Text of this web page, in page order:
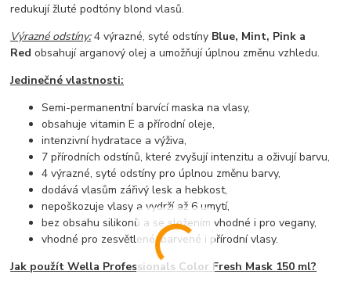
redukují žluté podtóny blond vlasů.
Výrazné odstíny:4 výrazné, syté odstíny Blue, Mint, Pink a
Red obsahují arganový olej a umožňují úplnou změnu vzhledu.
Jedinečné vlastnosti:
Semi-permanentní barvící maska na vlasy,
obsahuje vitamin E a přírodní oleje,
intenzivní hydratace a výživa,
7 přírodních odstínů, které zvyšují intenzitu a oživují barvu,
4 výrazné, syté odstíny pro úplnou změnu barvy,
dodává vlasům zářivý lesk a hebkost,
nepoškozuje vlasy a vydrží až 6 umytí,
bez obsahu silikonů a se složením vhodné i pro vegany,
vhodné pro zesvětlené, barvené i přírodní vlasy.
Jak použít Wella Professionals Color Fresh Mask 150 ml?